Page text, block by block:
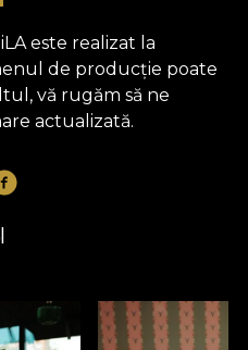
este realizat la
de producție poate
vă rugăm să ne
actualizată.